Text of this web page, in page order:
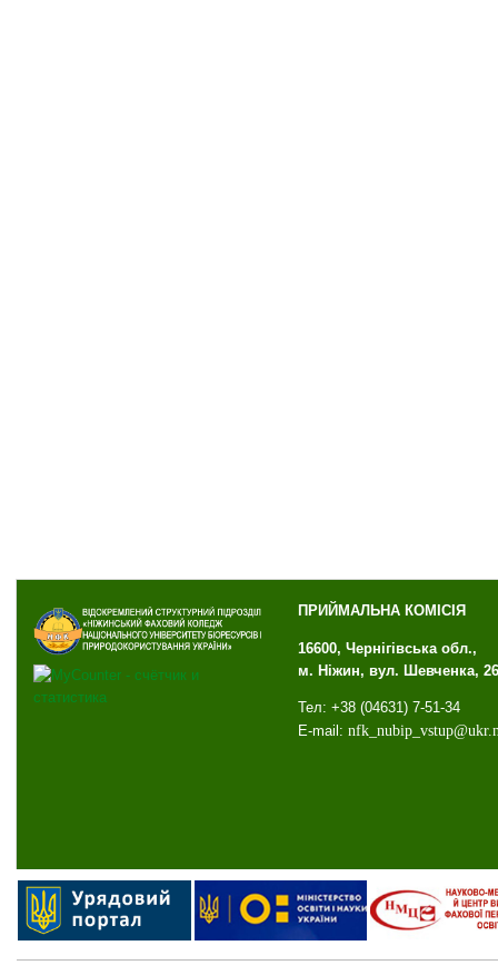
ПРИЙМАЛЬНА КОМІСІЯ
16600, Чернігівська обл.,
м. Ніжин, вул. Шевченка, 26
Тел: +38 (04631) 7-51-34
E-mail: nfk_ nubip_ vstup@ukr.